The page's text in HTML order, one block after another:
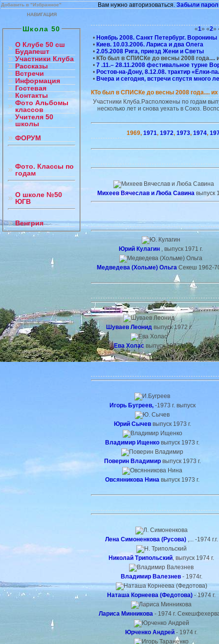
Добавить в "Избранное" Вам нужно авторизоваться. Забыли
НАВИГАЦИЯ
Школа 50
О Клубе 50 сш
Будапешт
Участники Клуба
Рассказы
Встречи
Информация
Гостевая
Контакты
Фото Альбомы
классов
Учителя 50
школы
ФОРУМ
Фото. Классы по
годам
О школе №50
ЮГВ
Венгрия
«1» «2»
• Ноябрь 2008. Санкт Петербург. Воронины
• Киев. 10.03.2006. Лариса и два Олега
• 2.05.2008 Рига, приезд Жени и Светы
• КТо был в СПИСКе до весны 2008 года....
• 7 .11.– 28.11.2008 фестивальное турне
• Ростов-на-Дону, 8.12.08. трактир «Ёлки-
• Вчера и сегодня, встречи спустя много
КТо был в СПИСКе до весны 2008 года....
Участники Клуба.Расположены по годам
несколько лет и снова уехать в Союз.
1969, 1971, 1972, 1973, 1974,
Михеев Вячеслав и Люба Савина выпуск
Юрий Кулагин , выпуск 1971 г.
Медведева (Хольме) Ольга Секеш 1962-
Шуваев Леонид выпуск 1972 г.
Ева Холасвыпуск 1972 г.
Игорь Бугреев,-1973 г. выпуск
Юрий Сычеввыпуск 1973 г.
Владимир Ищенко выпуск 1973 г.
Поверин Владимирвыпуск 1973 г.
Овсянникова Нина выпуск 1973 г.
Лена Симоненкова (Русова) ,... -1974 г.г.
Николай Трипольский , выпуск 1974 г.
Владимир Валезнев- 1974г.
Наташа Корнеева (Федотова) - 1974 г.
Лариса Минникова - 1974 г.
Юрченко Андрей - 1974 г.